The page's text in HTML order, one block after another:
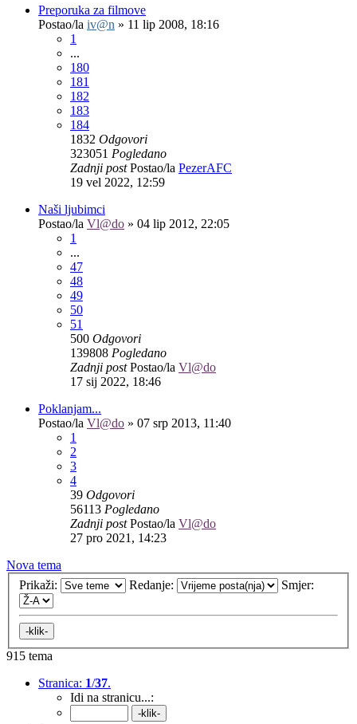
Preporuka za filmove
Postao/la iv@n » 11 lip 2008, 18:16
1
...
180
181
182
183
184
1832 Odgovori
323051 Pogledano
Zadnji postPostao/la PezerAFC
19 vel 2022, 12:59
Naši ljubimci
Postao/la Vl@do » 04 lip 2012, 22:05
1
...
47
48
49
50
51
500 Odgovori
139808 Pogledano
Zadnji postPostao/la Vl@do
17 sij 2022, 18:46
Poklanjam...
Postao/la Vl@do » 07 srp 2013, 11:40
1
2
3
4
39 Odgovori
56113 Pogledano
Zadnji postPostao/la Vl@do
27 pro 2021, 14:23
Nova tema
Prikaži:
Redanje: Smjer:
915 tema
Stranica: 1/37.
Idi na stranicu...: